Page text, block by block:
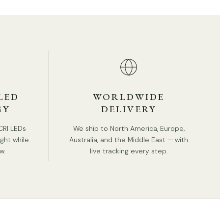
: Diamètre 50cm x H 142cm / ∅ 19,7″ x H 55,9″
LEDs
while
WORLDWIDE
DELIVERY
We ship to North America, Europe,
Australia, and the Middle East — with
live tracking every step.